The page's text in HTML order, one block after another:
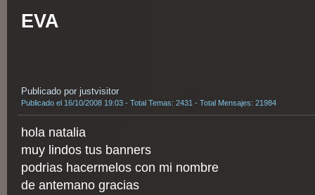
EVA
Publicado por justvisitor
Publicado el 16/10/2008 19:03 - Total Temas: 2431 - Total Mensajes: 21984
hola natalia
muy lindos tus banners
podrias hacermelos con mi nombre
de antemano gracias